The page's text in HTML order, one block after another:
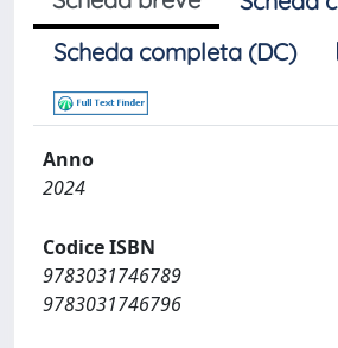
Scheda completa (DC)
Anno
2024
Codice ISBN
9783031746789
9783031746796